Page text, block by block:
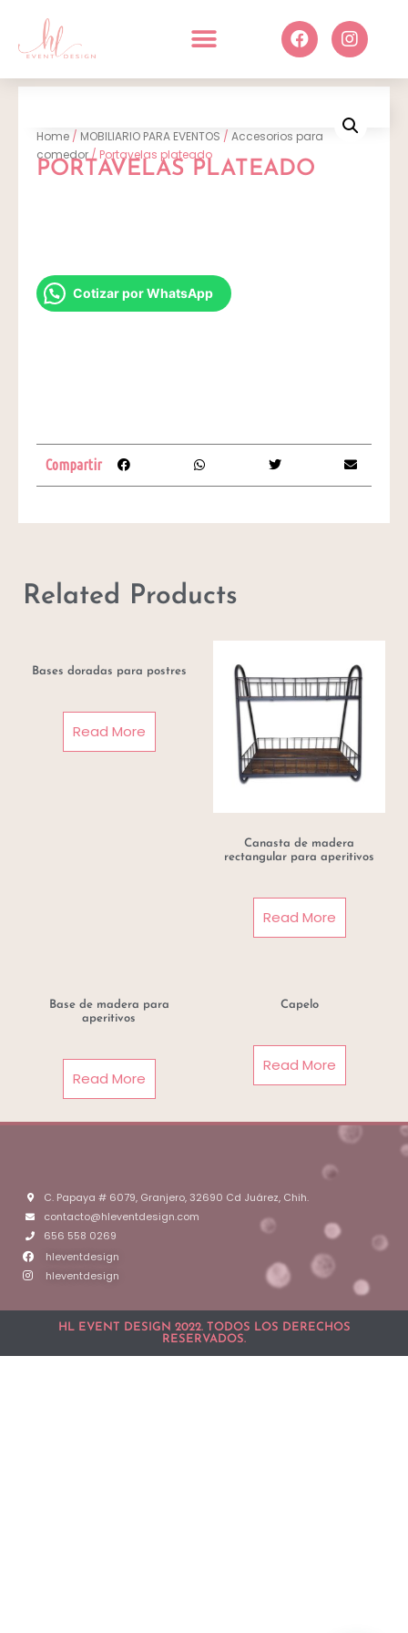
Home / MOBILIARIO PARA EVENTOS /Accesorios para
comedor/ Portavelas plateado
PORTAVELAS PLATEADO
Cotizar por WhatsApp
Compartir
Related Products
Bases doradas para postres
Read More
Canasta de madera
rectangular para aperitivos
Read More
Base de madera para
aperitivos
Read More
Capelo
Read More
C. Papaya # 6079, Granjero, 32690 Cd Juárez, Chih.
contacto@hleventdesign.com
656 558 0269
hleventdesign
hleventdesign
HL EVENT DESIGN 2022. TODOS LOS DERECHOS
RESERVADOS.